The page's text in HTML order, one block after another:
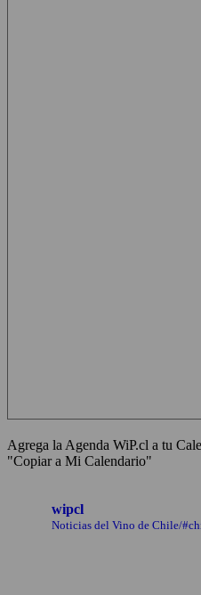
Agrega la Agenda WiP.cl a tu
"Copiar a Mi Calendario"
wipcl
Noticias del Vino de Chile/